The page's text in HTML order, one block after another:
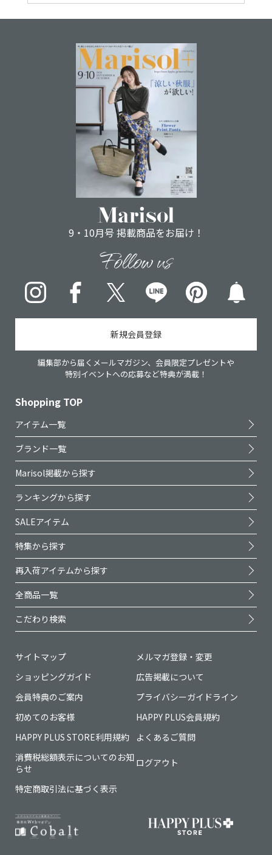
9・10月号 掲載商品をお届け！
Follow us
InstagramFacebookX LINE pinterest
新規会員登録
編集部から届くメールマガジン、会員限定プレゼントや
特別イベントへの応募など特典が満載！
Shopping TOP
アイテム一覧
ブランド一覧
Marisol掲載から探す
ランキングから探す
SALEアイテム
特集から探す
再入荷アイテムから探す
全商品一覧
こだわり検索
サイトマップ
メルマガ登録・変更
ショッピングガイド
広告掲載について
会員特典のご案内
プライバシーガイドライン
初めてのお客様
HAPPY PLUS会員規約
HAPPY PLUS STORE利用規約
よくあるご質問
消費税総額表示についてのお知
らせ
ログアウト
特定商取引法に基づく表示